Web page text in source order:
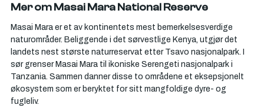
Mer om Masai Mara National Reserve
Masai Mara er et av kontinentets mest bemerkelsesverdige
naturområder. Beliggende i det sørvestlige Kenya, utgjør det
landets nest største naturreservat etter Tsavo nasjonalpark. I
sør grenser Masai Mara til ikoniske Serengeti nasjonalpark i
Tanzania. Sammen danner disse to områdene et eksepsjonelt
økosystem som er beryktet for sitt mangfoldige dyre- og
fugleliv.